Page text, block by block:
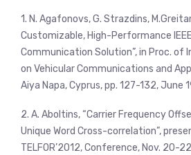
1. N. Agafonovs, G. Strazdins,
Customizable, High-Performance
Communication Solution”, in Proc. of
on Vehicular Communications and
Aiya Napa, Cyprus, pp. 127-132, June
2. A. Aboltins, “Carrier Frequency
Unique Word Cross-correlation”,
TELFOR’2012, Conference, Nov. 20-